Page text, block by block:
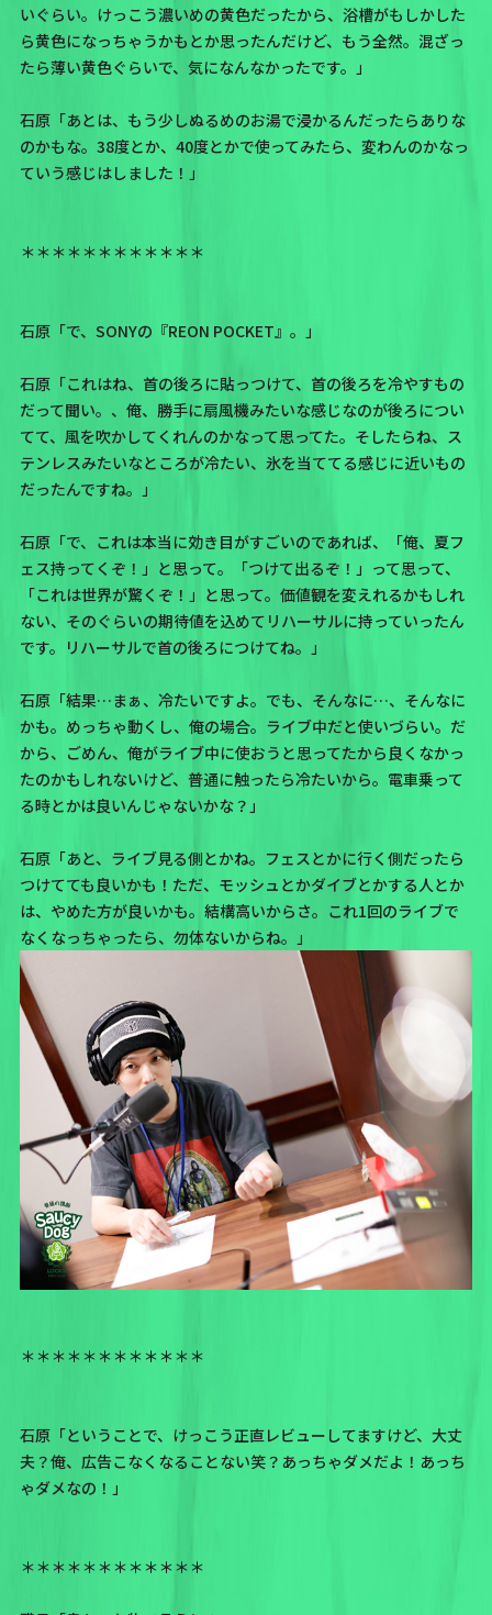
いぐらい。けっこう濃いめの黄色だったから、浴槽がもしかした
ら黄色になっちゃうかもとか思ったんだけど、もう全然。混ざっ
たら薄い黄色ぐらいで、気になんなかったです。」
石原「あとは、もう少しぬるめのお湯で浸かるんだったらありな
のかもな。38度とか、40度とかで使ってみたら、変わんのかなっ
ていう感じはしました！」
＊＊＊＊＊＊＊＊＊＊＊＊
石原「で、SONYの『REON POCKET』。」
石原「これはね、首の後ろに貼っつけて、首の後ろを冷やすもの
だって聞い。、俺、勝手に扇風機みたいな感じなのが後ろについ
てて、風を吹かしてくれんのかなって思ってた。そしたらね、ス
テンレスみたいなところが冷たい、氷を当ててる感じに近いもの
だったんですね。」
石原「で、これは本当に効き目がすごいのであれば、「俺、夏フ
ェス持ってくぞ！」と思って。「つけて出るぞ！」って思って、
「これは世界が驚くぞ！」と思って。価値観を変えれるかもしれ
ない、そのぐらいの期待値を込めてリハーサルに持っていったん
です。リハーサルで首の後ろにつけてね。」
石原「結果…まぁ、冷たいですよ。でも、そんなに…、そんなに
かも。めっちゃ動くし、俺の場合。ライブ中だと使いづらい。だ
から、ごめん、俺がライブ中に使おうと思ってたから良くなかっ
たのかもしれないけど、普通に触ったら冷たいから。電車乗って
る時とかは良いんじゃないかな？」
石原「あと、ライブ見る側とかね。フェスとかに行く側だったら
つけてても良いかも！ただ、モッシュとかダイブとかする人とか
は、やめた方が良いかも。結構高いからさ。これ1回のライブで
なくなっちゃったら、勿体ないからね。」
＊＊＊＊＊＊＊＊＊＊＊＊
石原「ということで、けっこう正直レビューしてますけど、大丈
夫？俺、広告こなくなることない笑？あっちゃダメだよ！あっち
ゃダメなの！」
＊＊＊＊＊＊＊＊＊＊＊＊